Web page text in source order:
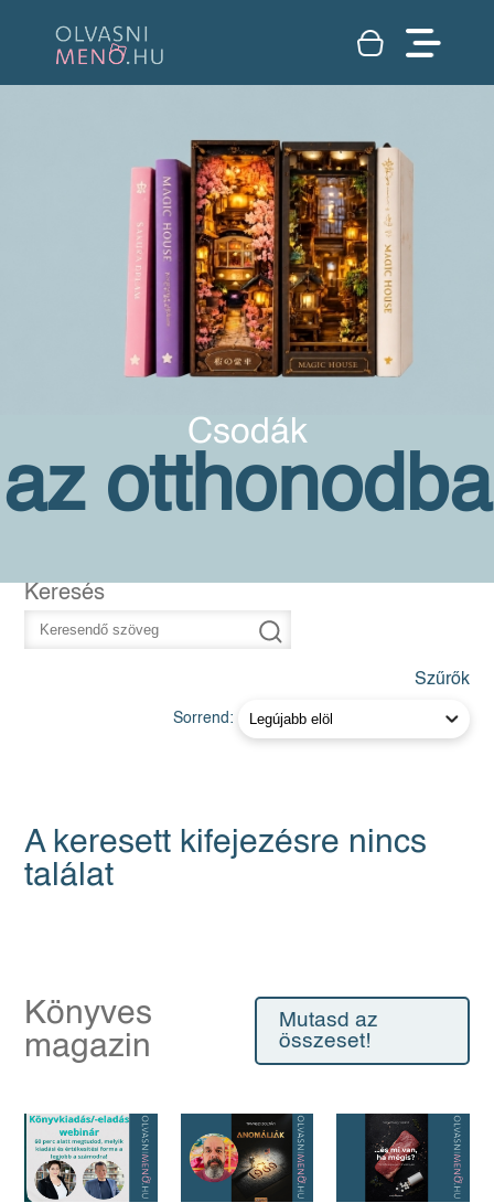
Csodák
az otthonodba
Keresés
Szűrők
Sorrend:
A keresett kifejezésre nincs
találat
Könyves
magazin
Mutasd az
összeset!